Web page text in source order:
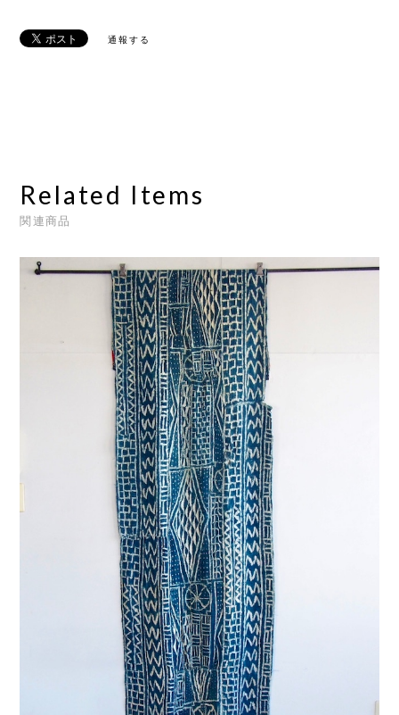
通報する
Related Items
関連商品